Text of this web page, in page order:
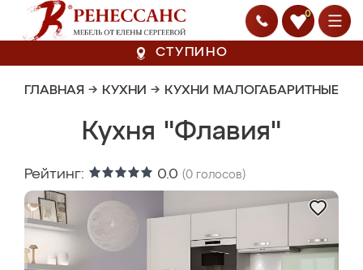
0
СТУПИНО
ГЛАВНАЯ → КУХНИ → КУХНИ МАЛОГАБАРИТНЫЕ
Кухня "Флавия"
Рейтинг: 0.0 (0 голосов)